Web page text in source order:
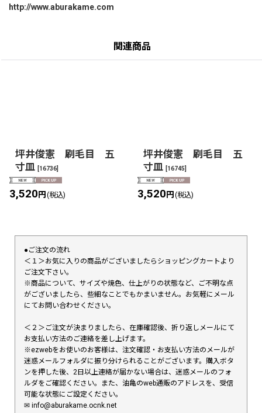
http://www.aburakame.com
関連商品
坪井俊憲 刷毛目 五
寸皿 [16736]
3,520円 (税込)
坪井俊憲 刷毛目 五
寸皿 [16745]
3,520円 (税込)
●ご注文の流れ
＜１＞お気に入りの商品がございましたらショッピングカートより
ご注文下さい。
※商品について、サイズや焼色、仕上がりの状態など、ご不明な点
がございましたら、些細なことでもかまいません。お気軽にメール
にてお問い合わせください。
＜２＞ご注文が決まりましたら、在庫確認後、折り返しメールにて
お支払い方法のご連絡を差し上げます。
※ezwebをお使いのお客様は、注文確認・お支払い方法のメールが
迷惑メールフォルダに振り分けられることがございます。購入ボタ
ンを押した後、2日以上連絡が届かない場合は、迷惑メールのフォ
ルダをご確認ください。また、油亀のweb通販のアドレスを、受信
可能な状態にご設定ください。
✉︎ info@aburakame.ocnk.net